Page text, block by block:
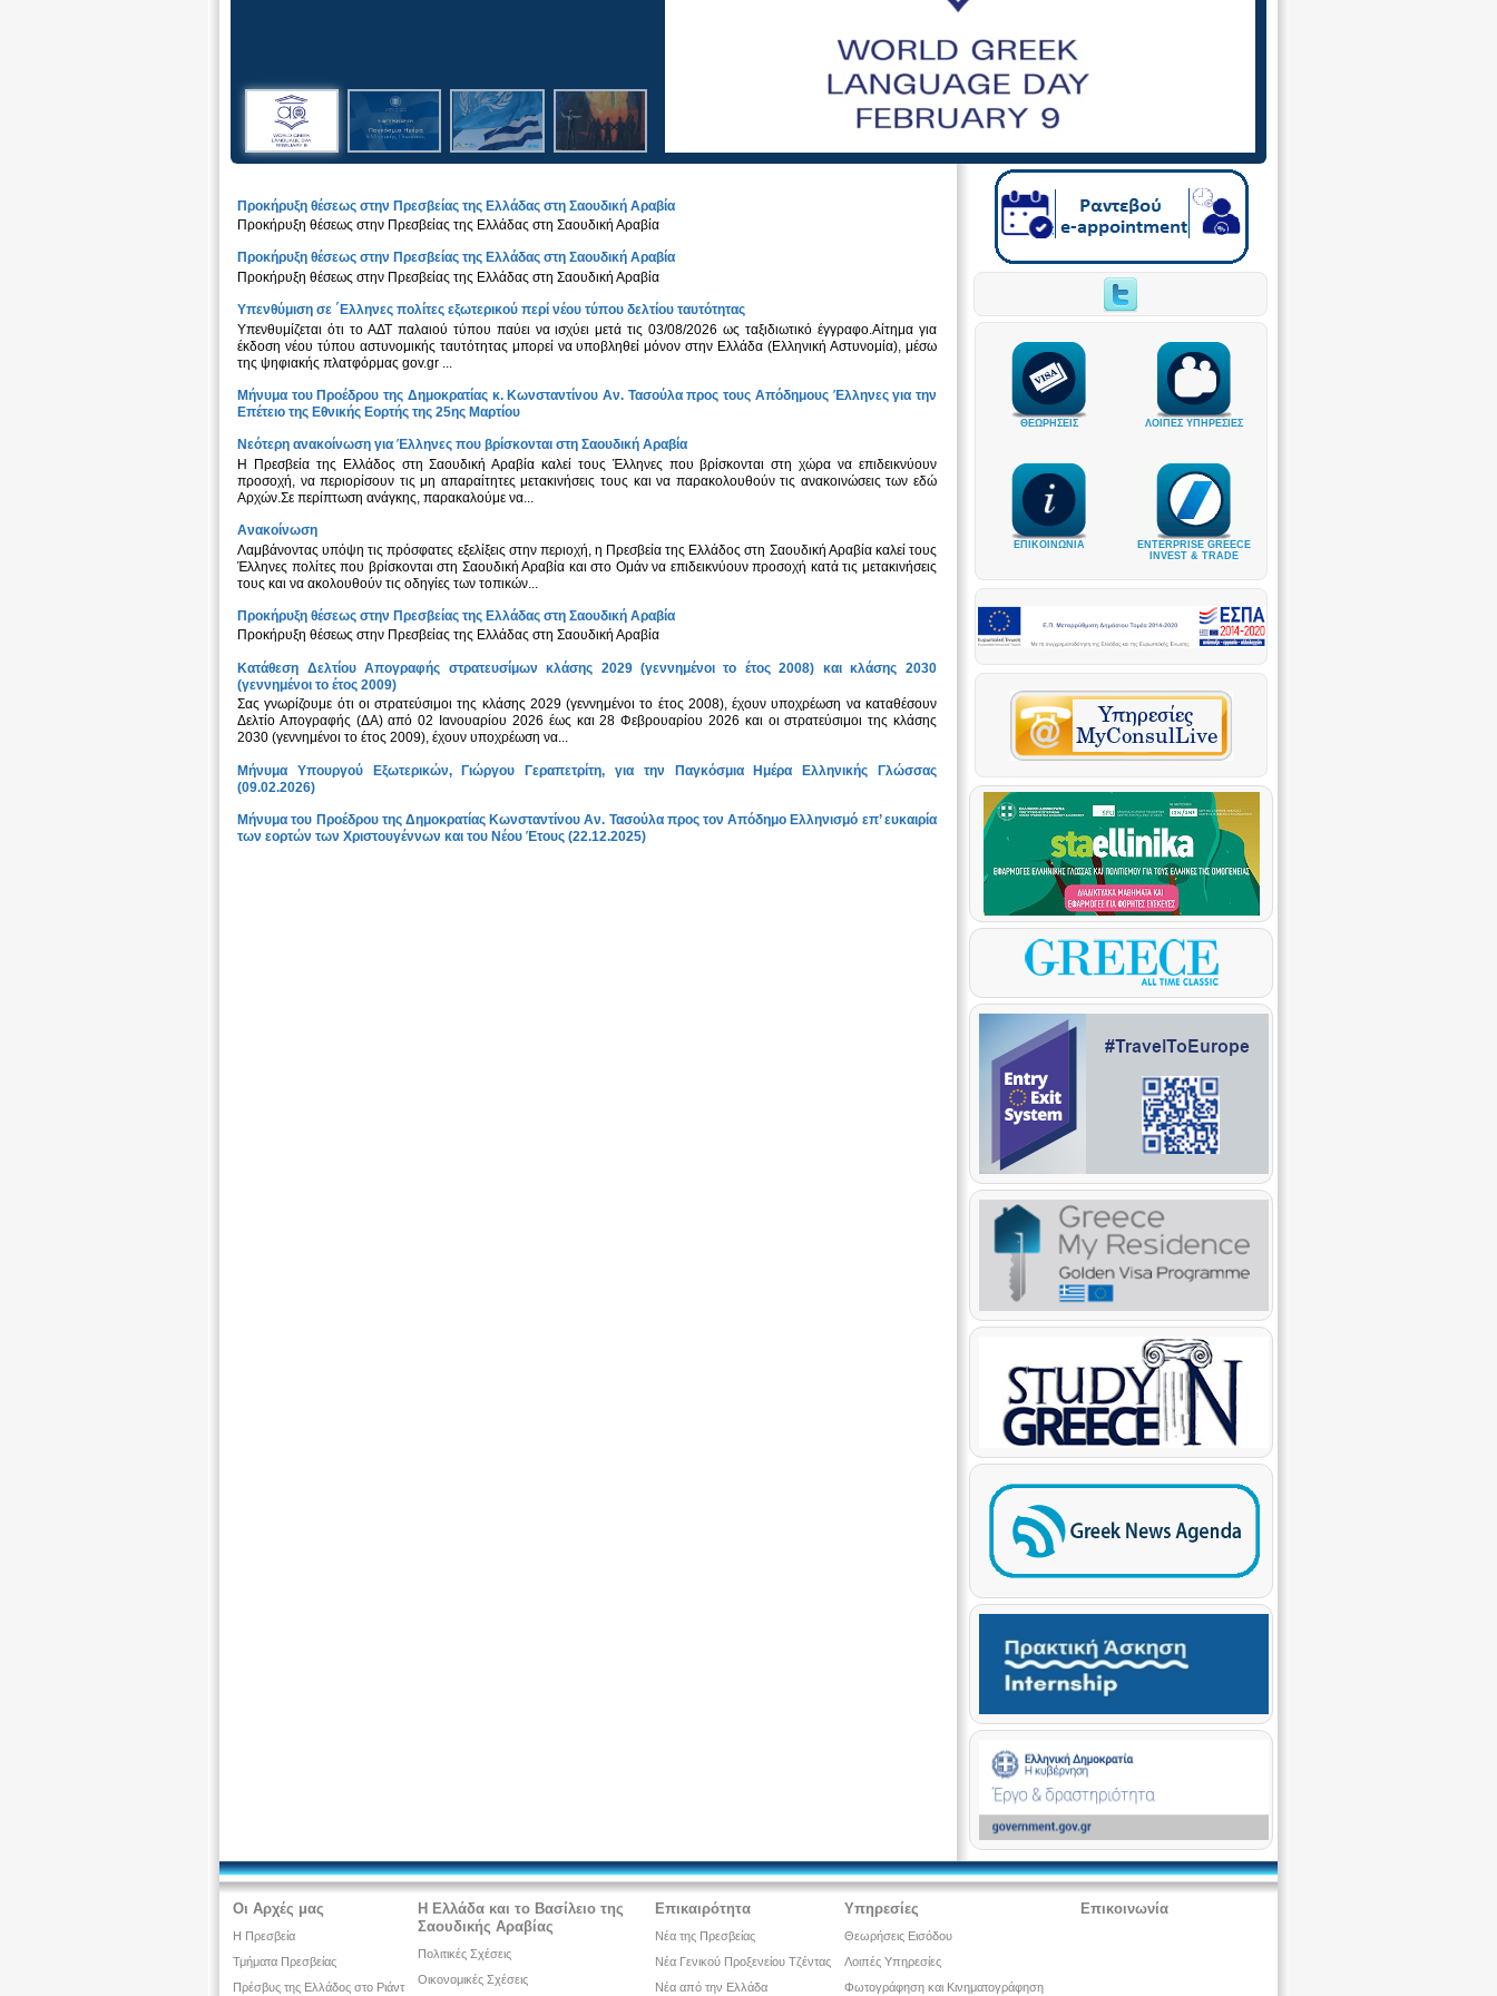
Προκήρυξη θέσεως στην Πρεσβείας της Ελλάδας στη Σαουδική Αραβία
Προκήρυξη θέσεως στην Πρεσβείας της Ελλάδας στη Σαουδική Αραβία
Προκήρυξη θέσεως στην Πρεσβείας της Ελλάδας στη Σαουδική Αραβία
Προκήρυξη θέσεως στην Πρεσβείας της Ελλάδας στη Σαουδική Αραβία
Υπενθύμιση σε ΄Ελληνες πολίτες εξωτερικού περί νέου τύπου δελτίου ταυτότητας
Υπενθυμίζεται ότι το ΑΔΤ παλαιού τύπου παύει να ισχύει μετά τις 03/08/2026 ως ταξιδιωτικό έγγραφο.Aίτημα για
έκδοση νέου τύπου αστυνομικής ταυτότητας μπορεί να υποβληθεί μόνον στην Ελλάδα (Ελληνική Αστυνομία), μέσω
της ψηφιακής πλατφόρμας gov.gr ...
Μήνυμα του Προέδρου της Δημοκρατίας κ. Κωνσταντίνου Αν. Τασούλα προς τους Απόδημους Έλληνες για την
Επέτειο της Εθνικής Εορτής της 25ης Μαρτίου
Νεότερη ανακοίνωση για Έλληνες που βρίσκονται στη Σαουδική Αραβία
H Πρεσβεία της Ελλάδος στη Σαουδική Αραβία καλεί τους Έλληνες που βρίσκονται στη χώρα να επιδεικνύουν
προσοχή, να περιορίσουν τις μη απαραίτητες μετακινήσεις τους και να παρακολουθούν τις ανακοινώσεις των εδώ
Αρχών.Σε περίπτωση ανάγκης, παρακαλούμε να...
Ανακοίνωση
Λαμβάνοντας υπόψη τις πρόσφατες εξελίξεις στην περιοχή, η Πρεσβεία της Ελλάδος στη Σαουδική Αραβία καλεί τους
Έλληνες πολίτες που βρίσκονται στη Σαουδική Αραβία και στο Ομάν να επιδεικνύουν προσοχή κατά τις μετακινήσεις
τους και να ακολουθούν τις οδηγίες των τοπικών...
Προκήρυξη θέσεως στην Πρεσβείας της Ελλάδας στη Σαουδική Αραβία
Προκήρυξη θέσεως στην Πρεσβείας της Ελλάδας στη Σαουδική Αραβία
Κατάθεση Δελτίου Απογραφής στρατευσίμων κλάσης 2029 (γεννημένοι το έτος 2008) και κλάσης 2030
(γεννημένοι το έτος 2009)
Σας γνωρίζουμε ότι οι στρατεύσιμοι της κλάσης 2029 (γεννημένοι το έτος 2008), έχουν υποχρέωση να καταθέσουν
Δελτίο Απογραφής (ΔΑ) από 02 Ιανουαρίου 2026 έως και 28 Φεβρουαρίου 2026 και οι στρατεύσιμοι της κλάσης
2030 (γεννημένοι το έτος 2009), έχουν υποχρέωση να...
Μήνυμα Υπουργού Εξωτερικών, Γιώργου Γεραπετρίτη, για την Παγκόσμια Ημέρα Ελληνικής Γλώσσας
(09.02.2026)
Μήνυμα του Προέδρου της Δημοκρατίας Κωνσταντίνου Αν. Τασούλα προς τον Απόδημο Ελληνισμό επ’ ευκαιρία
των εορτών των Χριστουγέννων και του Νέου Έτους (22.12.2025)
ΘΕΩΡΗΣΕΙΣ ΛΟΙΠΕΣ ΥΠΗΡΕΣΙΕΣ
ΕΠΙΚΟΙΝΩΝΙΑ
ENTERPRISE GREECE
INVEST & TRADE
Οι Αρχές μας
Η Πρεσβεία
Τμήματα Πρεσβείας
Πρέσβυς της Ελλάδος στο Ριάντ
Η Ελλάδα και τo Βασίλειο της
Σαουδικής Αραβίας
Πολιτικές Σχέσεις
Οικονομικές Σχέσεις
Επικαιρότητα
Νέα της Πρεσβείας
Νέα Γενικού Προξενείου Τζέντας
Νέα από την Ελλάδα
Υπηρεσίες
Θεωρήσεις Εισόδου
Λοιπές Υπηρεσίες
Φωτογράφηση και Κινηματογράφηση
Επικοινωνία